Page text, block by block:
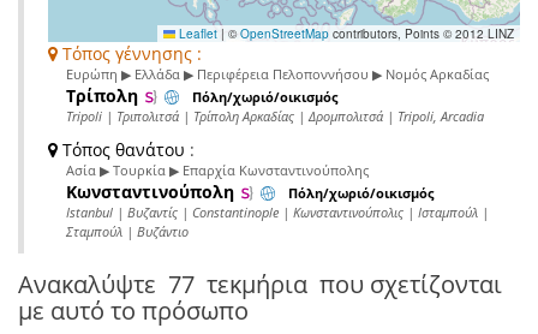
Leaflet | ©OpenStreetMap contributors, Points © 2012 LINZ
Τόπος γέννησης :
Ευρώπη ▶ Ελλάδα ▶ Περιφέρεια Πελοποννήσου ▶ Νομός Αρκαδίας
Τρίπολη Πόλη/χωριό/οικισμός
Tripoli | Τριπολιτσά | Τρίπολη Αρκαδίας | Δρομπολιτσά | Tripoli, Arcadia
Τόπος θανάτου :
Ασία ▶ Τουρκία ▶ Επαρχία Κωνσταντινούπολης
Κωνσταντινούπολη Πόλη/χωριό/οικισμός
Istanbul | Βυζαντίς | Constantinople | Κωνσταντινούπολις | Ισταμπούλ |
Σταμπούλ | Βυζάντιο
Ανακαλύψτε 77 τεκμήρια που σχετίζονται
με αυτό το πρόσωπο